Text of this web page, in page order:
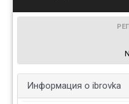
Информация о ibrovka